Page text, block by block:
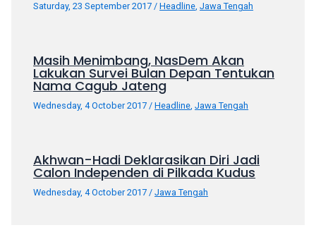
Saturday, 23 September 2017/Headline,Jawa Tengah
Masih Menimbang, NasDem Akan
Lakukan Survei Bulan Depan Tentukan
Nama Cagub Jateng
Wednesday, 4 October 2017/Headline,Jawa Tengah
Akhwan-Hadi Deklarasikan Diri Jadi
Calon Independen di Pilkada Kudus
Wednesday, 4 October 2017 /Jawa Tengah